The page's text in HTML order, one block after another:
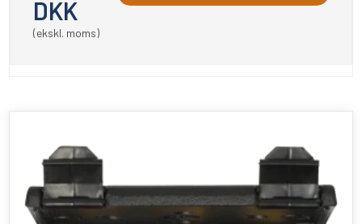
DKK
(ekskl. moms)